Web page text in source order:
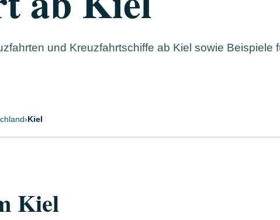
und Kreuzfahrtschiffe ab Kiel sowie Beispiele
›Kiel
Kiel